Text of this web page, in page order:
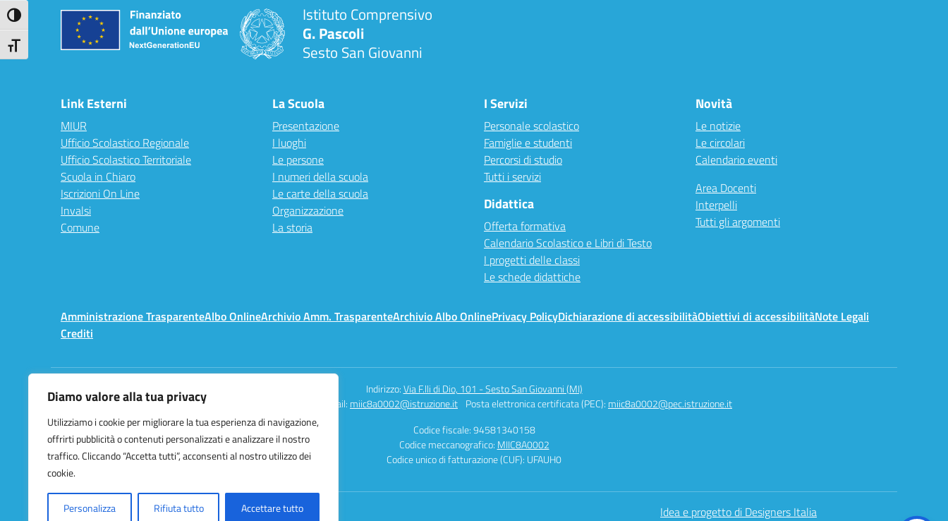
Diamo valore alla tua privacy
Utilizziamo i cookie per migliorare la tua esperienza di navigazione,
offrirti pubblicità o contenuti personalizzati e analizzare il nostro
traffico. Cliccando “Accetta tutti”, acconsenti al nostro utilizzo dei
cookie.
Personalizza Rifiuta tutto Accettare tutto
Attiva/disattiva alto contrasto
Attiva/disattiva dimensione testo
Istituto Comprensivo
G. Pascoli
Sesto San Giovanni
Link Esterni
MIUR
Ufficio Scolastico Regionale
Ufficio Scolastico Territoriale
Scuola in Chiaro
Iscrizioni On Line
Invalsi
Comune
La Scuola
Presentazione
I luoghi
Le persone
I numeri della scuola
Le carte della scuola
Organizzazione
La storia
I Servizi
Personale scolastico
Famiglie e studenti
Percorsi di studio
Tutti i servizi
Didattica
Offerta formativa
Calendario Scolastico e Libri di Testo
I progetti delle classi
Le schede didattiche
Novità
Le notizie
Le circolari
Calendario eventi
Area Docenti
Interpelli
Tutti gli argomenti
Amministrazione TrasparenteAlbo OnlineArchivio Amm. TrasparenteArchivio Albo OnlinePrivacy PolicyDichiarazione di accessibilitàObiettivi di accessibilitàNote Legali
Crediti
Indirizzo:Via F.lli di Dio, 101 - Sesto San Giovanni (MI)
Email: miic8a0002@istruzione.it Posta elettronica certificata (PEC): miic8a0002@pec.istruzione.it
Codice fiscale: 94581340158
Codice meccanografico: MIIC8A0002
Codice unico di fatturazione (CUF): UFAUH0
Idea e progetto di Designers Italia